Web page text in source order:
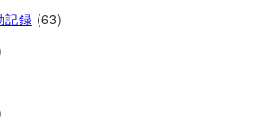
記録 (63)